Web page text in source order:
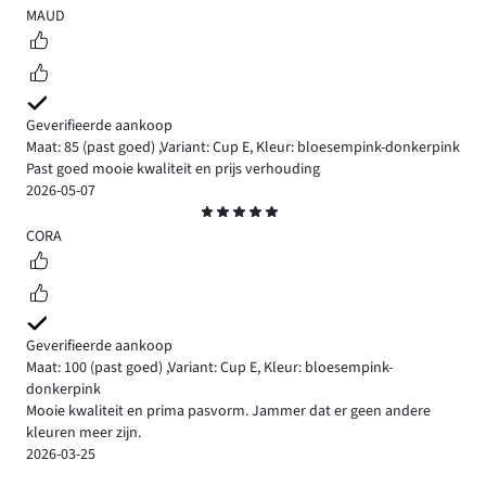
5
MAUD
Geverifieerde aankoop
Maat: 85 (past goed) ,Variant: Cup E, Kleur: bloesempink-donkerpink
Past goed mooie kwaliteit en prijs verhouding
2026-05-07
5
CORA
Geverifieerde aankoop
Maat: 100 (past goed) ,Variant: Cup E, Kleur: bloesempink-
donkerpink
Mooie kwaliteit en prima pasvorm. Jammer dat er geen andere
kleuren meer zijn.
2026-03-25